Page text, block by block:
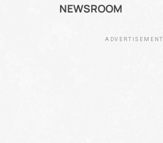
NEWSROOM
ADVERTISEMENT